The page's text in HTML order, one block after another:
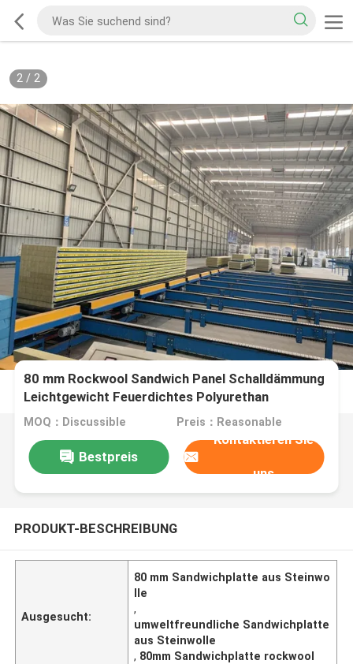
2/ 2
80 mm Rockwool Sandwich Panel Schalldämmung
Leichtgewicht Feuerdichtes Polyurethan
MOQ：Discussible Preis：Reasonable
Bestpreis
Kontaktieren Sie
uns
PRODUKT-BESCHREIBUNG
Ausgesucht:
80 mm Sandwichplatte aus Steinwo
lle
,
umweltfreundliche Sandwichplatte
aus Steinwolle
, 80mm Sandwichplatte rockwool